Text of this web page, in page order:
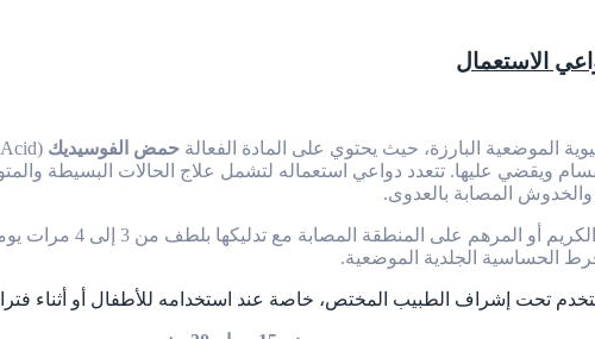
الموضعية البارزة، حيث يحتوي على المادة الفعالة حمض الفوسيديك
ويقضي عليها. تتعدد دواعي استعماله لتشمل علاج الحالات البسيطة
والخدوش المصابة بالعدوى.
تتمثل الجرعة
فرط الحساسية الجلدية الموضعية.
تحت إشراف الطبيب المختص، خاصة عند استخدامه للأطفال أو أثناء